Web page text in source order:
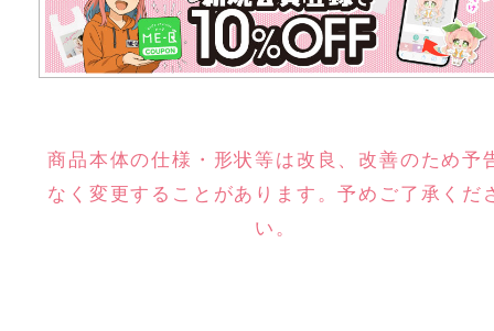
商品本体の仕様・形状等は改良、改善のため予
なく変更することがあります。予めご了承くだ
い。